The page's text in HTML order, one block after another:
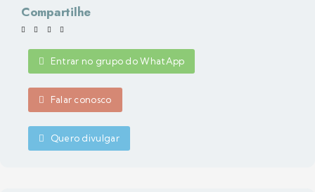
Compartilhe
Entrar no grupo do WhatApp
Falar conosco
Quero divulgar